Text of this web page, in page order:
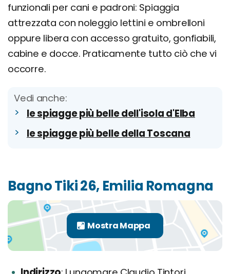
funzionali per cani e padroni: Spiaggia
attrezzata con noleggio lettini e ombrelloni
oppure libera con accesso gratuito, gonfiabili,
cabine e docce. Praticamente tutto ciò che vi
occorre.
Vedi anche:
le spiagge più belle dell'isola d'Elba
le spiagge più belle della Toscana
Bagno Tiki 26, Emilia Romagna